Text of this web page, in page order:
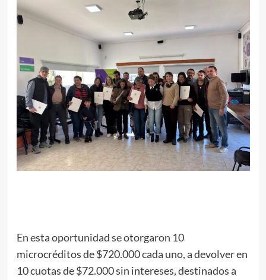
En esta oportunidad se otorgaron 10
microcréditos de $720.000 cada uno, a devolver en
10 cuotas de $72.000 sin intereses, destinados a